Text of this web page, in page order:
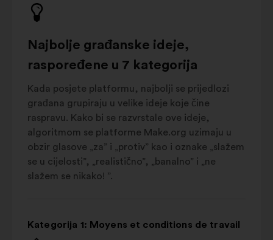
Najbolje građanske ideje,
raspoređene u 7 kategorija
Kada posjete platformu, najbolji se prijedlozi
građana grupiraju u velike ideje koje čine
raspravu. Kako bi se razvrstale ove ideje,
algoritmom se platforme Make.org uzimaju u
obzir glasove „za” i „protiv” kao i oznake „slažem
se u cijelosti”, „realistično”, „banalno” i „ne
slažem se nikako! ”.
Kategorija 1: Moyens et conditions de travail